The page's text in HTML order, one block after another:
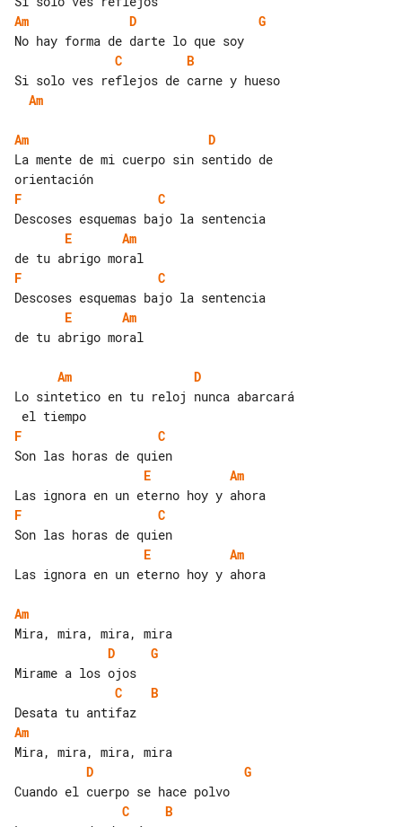
Am
D
G
C
B
Am
Am
D
La mente de mi cuerpo sin sentido de
F
C
E
Am
F
C
E
Am
de tu abrigo moral
Am
D
Lo sintetico en tu reloj nunca abarcará
F
C
E
Am
F
C
E
Am
Las ignora en un eterno hoy y ahora
Am
D
G
C
B
Am
D
G
C
B